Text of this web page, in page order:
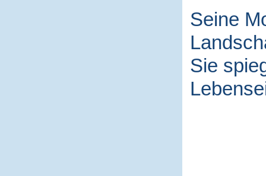
Seine
Sie